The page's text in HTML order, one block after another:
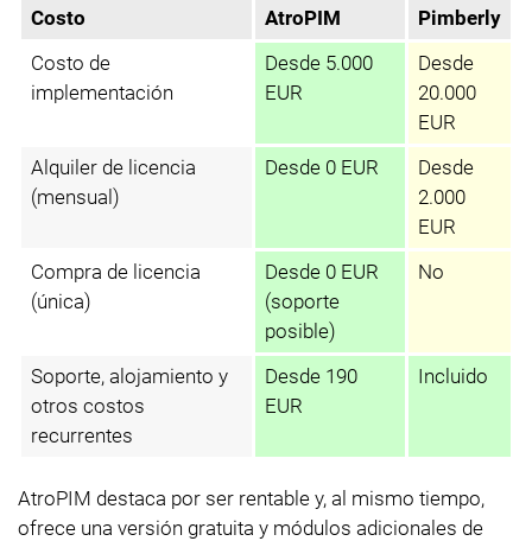
Costo AtroPIM
Pimberly
Costo de
implementación
Desde 5.000
EUR
Desde
20.000
EUR
Alquiler de licencia
(mensual)
Desde 0 EUR
Desde
2.000
EUR
Compra de licencia
(única)
Desde 0 EUR
(soporte
posible)
No
Soporte, alojamiento y
otros costos
recurrentes
Desde 190
EUR
Incluido
AtroPIM destaca por ser rentable y, al mismo tiempo,
ofrece una versión gratuita y módulos adicionales de